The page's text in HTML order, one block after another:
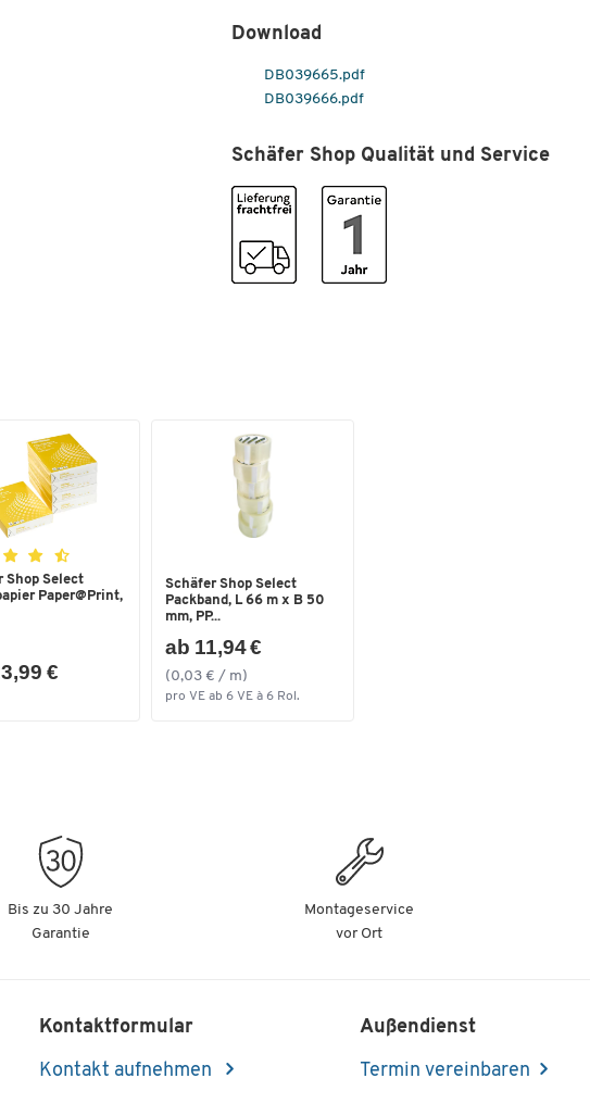
Download
DB039665.pdf
DB039666.pdf
Schäfer Shop Qualität und Service
Shop Select
Paper@Print,
€
Schäfer Shop Select
Packband, L 66 m x B 50
mm, PP...
ab 11,94 €
(0,03 € / m)
pro VE ab 6 VE à 6 Rol.
Bis zu 30 Jahre
Garantie
Montageservice
vor Ort
Kontaktformular
Kontakt aufnehmen
Außendienst
Termin vereinbaren